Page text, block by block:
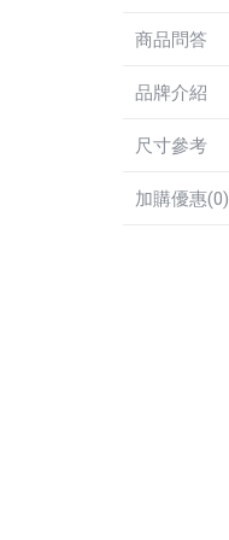
商品問答
品牌介紹
尺寸參考
加購優惠(0)